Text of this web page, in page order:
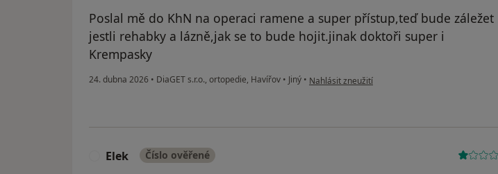
Poslal mě do KhN na operaci ramene a super přístup,teď bude záležet
jestli rehabky a lázně,jak se to bude hojit.jinak doktoři super i
Krempasky
24. dubna 2026 • DiaGET s.r.o., ortopedie, Havířov • Jiný • podle názoru uživatele Bielczyk P.
Nahlásit zneužití
Elek Číslo ověřené